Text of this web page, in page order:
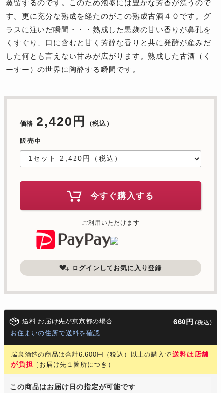
蒸留するのです。このため泡盛には豊かな芳香が漂うので
す。更に充分な熟成を経たのがこの熟成古酒４０です。グ
ラスに注いだ瞬間・・・熟成した黒麹の甘い香りが鼻孔を
くすぐり、口に含むと甘く芳醇な香りと共に発酵が産みだ
した何とも言えない甘みが広がります。熟成した古酒（く
ーすー）の世界に陶酔する瞬間です。
価格 2,420円 （税込）
販売中
今すぐ購入する
ご利用いただけます
ログインしてお気に入り登録
送料 お届け先が東京都の場合 660円 (税込)
お住まいの住所で送料を確認
瑞泉酒造の商品は合計6,600円（税込）以上の購入で送料は店舗
が負担 （お届け先１箇所につき）
この商品はお届け日の指定が可能です